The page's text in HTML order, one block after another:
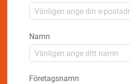
Namn
Företagsnamn